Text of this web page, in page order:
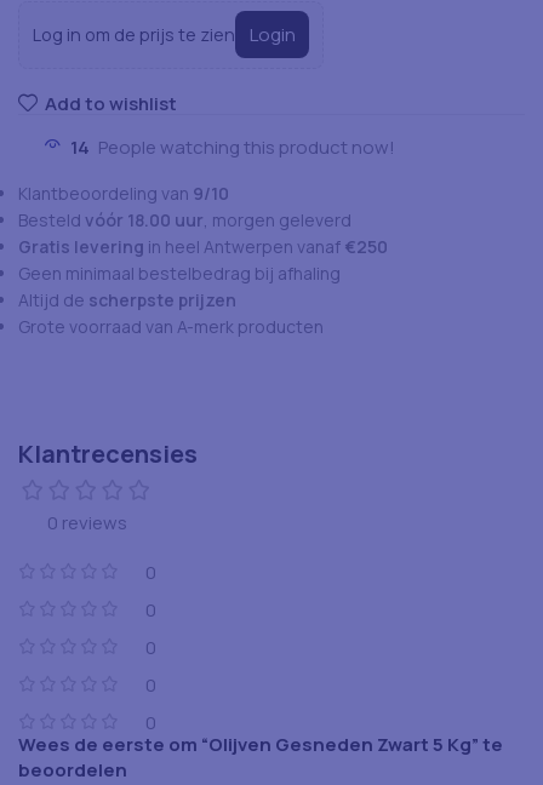
Log in om de prijs te zien Login
Add to wishlist
14 People watching this product now!
Klantbeoordeling van 9/10
Besteld vóór 18.00 uur, morgen geleverd
Gratis levering in heel Antwerpen vanaf €250
Geen minimaal bestelbedrag bij afhaling
Altijd de scherpste prijzen
Grote voorraad van A-merk producten
Klantrecensies
0 reviews
0
0
0
0
0
Wees de eerste om “Olijven Gesneden Zwart 5 Kg” te
beoordelen